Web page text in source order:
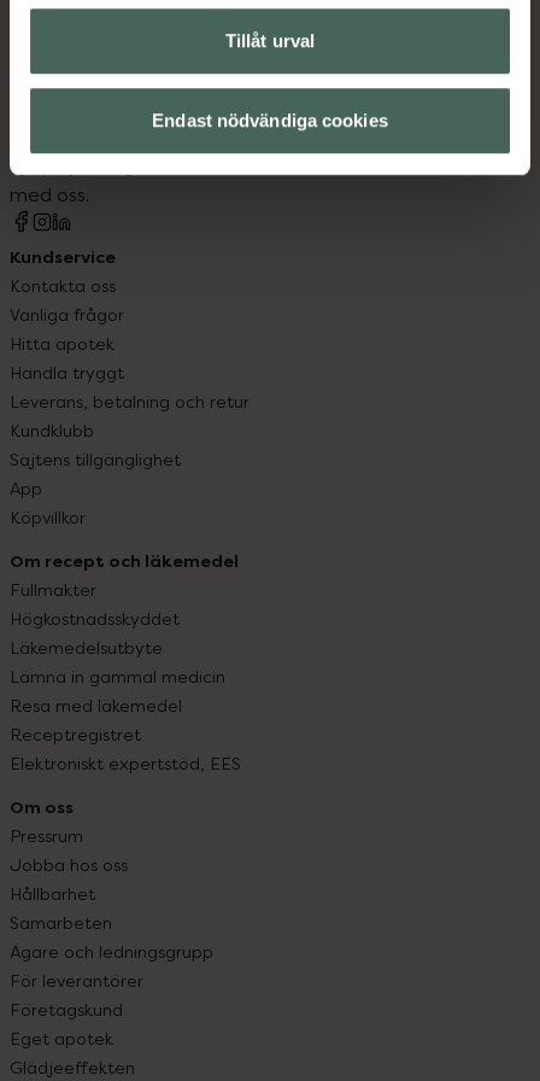
Tillåt urval
Endast nödvändiga cookies
Kronans Apotek finns här för dig. Du hittar oss från Skåne i
datorn. Oavsett vem du är så är det vårt uppdrag att
hjälpa just dig att må lite bättre. Välkommen att prata
med oss.
Kundservice
Kontakta oss
Vanliga frågor
Hitta apotek
Handla tryggt
Leverans, betalning och retur
Kundklubb
Sajtens tillgänglighet
App
Köpvillkor
Om recept och läkemedel
Fullmakter
Högkostnadsskyddet
Läkemedelsutbyte
Lämna in gammal medicin
Resa med läkemedel
Receptregistret
Elektroniskt expertstöd, EES
Om oss
Pressrum
Jobba hos oss
Hållbarhet
Samarbeten
Ägare och ledningsgrupp
För leverantörer
Företagskund
Eget apotek
Glädjeeffekten